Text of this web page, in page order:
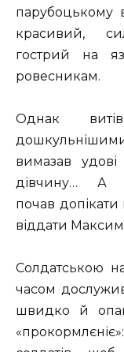
парубоцькому
красивий,
гострий на
ровесникам.
Однак
вимазав
дівчину… А
почав
віддати
Солдатською
часом
швидко й